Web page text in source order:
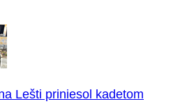
Lešti priniesol kadetom